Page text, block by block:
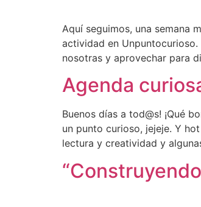
Aquí seguimos, una semana
actividad en Unpuntocurioso.
nosotras y aprovechar para
Agenda
Buenos días a tod@s! ¡Qué
un punto curioso, jejeje. Y
lectura y creatividad y